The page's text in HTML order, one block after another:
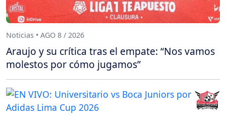
Noticias • AGO 8 / 2026
Araujo y su crítica tras el empate: “Nos vamos
molestos por cómo jugamos”